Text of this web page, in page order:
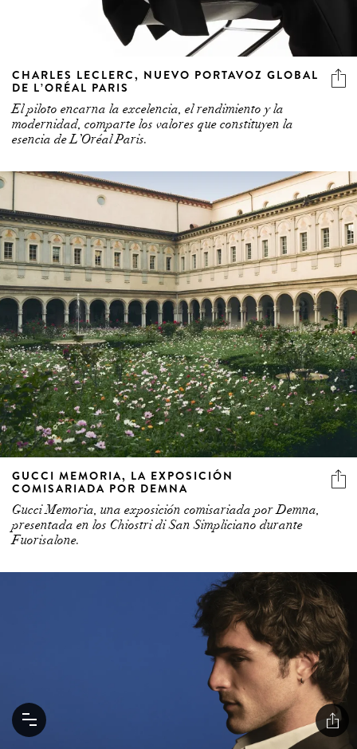
CHARLES LECLERC, NUEVO PORTAVOZ GLOBAL
DE L’ORÉAL PARIS
El piloto encarna la excelencia, el rendimiento y la
modernidad, comparte los valores que constituyen la
esencia de L’Oréal Paris.
GUCCI MEMORIA, LA EXPOSICIÓN
COMISARIADA POR DEMNA
Gucci Memoria, una exposición comisariada por Demna,
presentada en los Chiostri di San Simpliciano durante
Fuorisalone.